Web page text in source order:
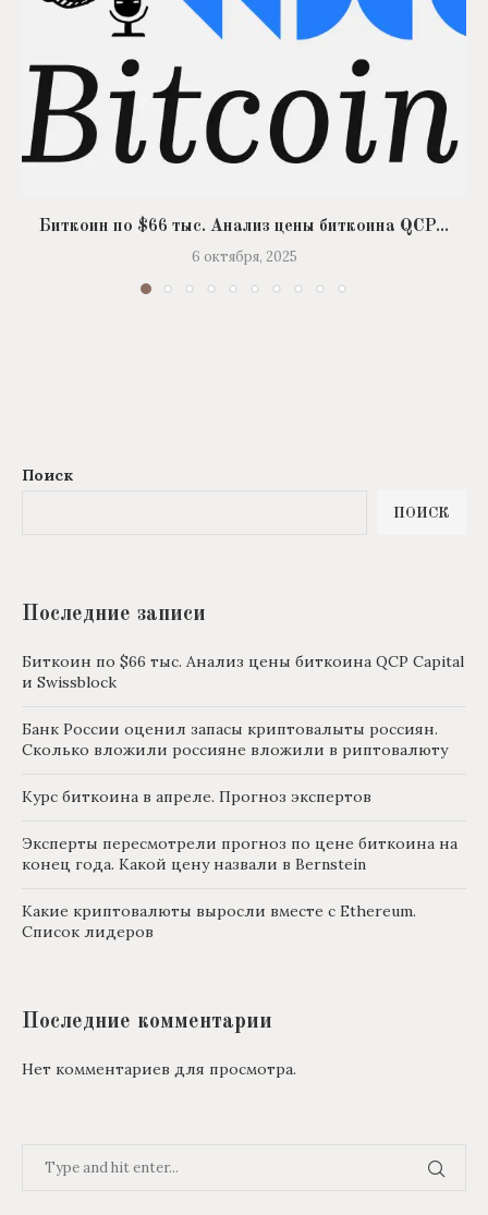
Биткоин по $66 тыс. Анализ цены биткоина QCP...
6 октября, 2025
Поиск
ПОИСК
Последние записи
Биткоин по $66 тыс. Анализ цены биткоина QCP Capital
и Swissblock
Банк России оценил запасы криптовалыты россиян.
Сколько вложили россияне вложили в риптовалюту
Курс биткоина в апреле. Прогноз экспертов
Эксперты пересмотрели прогноз по цене биткоина на
конец года. Какой цену назвали в Bernstein
Какие криптовалюты выросли вместе с Ethereum.
Список лидеров
Последние комментарии
Нет комментариев для просмотра.